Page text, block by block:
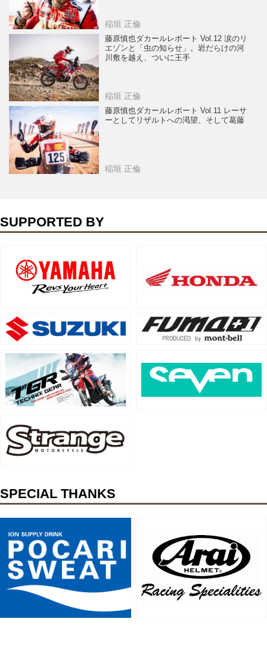
稲垣 正倫
藤原慎也ダカールレポート Vol.12 涙のリ
エゾンと「虫の知らせ」。岩だらけの河
川敷を越え、ついに王手
稲垣 正倫
藤原慎也ダカールレポート Vol.11 レーサ
ーとしてリザルトへの渇望、そして葛藤
稲垣 正倫
SUPPORTED BY
SPECIAL THANKS